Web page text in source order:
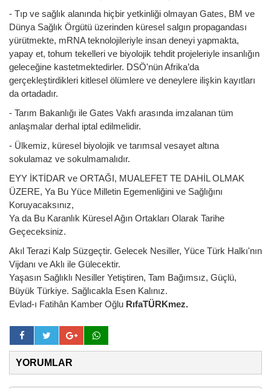
- Tıp ve sağlık alanında hiçbir yetkinliği olmayan Gates, BM ve
Dünya Sağlık Örgütü üzerinden küresel salgın propagandası
yürütmekte, mRNA teknolojileriyle insan deneyi yapmakta,
yapay et, tohum tekelleri ve biyolojik tehdit projeleriyle insanlığın
geleceğine kastetmektedirler. DSÖ'nün Afrika’da
gerçekleştirdikleri kitlesel ölümlere ve deneylere ilişkin kayıtları
da ortadadır.
- Tarım Bakanlığı ile Gates Vakfı arasında imzalanan tüm
anlaşmalar derhal iptal edilmelidir.
- Ülkemiz, küresel biyolojik ve tarımsal vesayet altına
sokulamaz ve sokulmamalıdır.
EYY İKTİDAR ve ORTAĞI, MUALEFET TE DAHİL OLMAK
ÜZERE, Ya Bu Yüce Milletin Egemenliğini ve Sağlığını
Koruyacaksınız,
Ya da Bu Karanlık Küresel Ağın Ortakları Olarak Tarihe
Geçeceksiniz.
Akıl Terazi Kalp Süzgeçtir. Gelecek Nesiller, Yüce Türk Halkı'nın
Vijdanı ve Aklı ile Gülecektir.
Yaşasın Sağlıklı Nesiller Yetiştiren, Tam Bağımsız, Güçlü,
Büyük Türkiye. Sağlıcakla Esen Kalınız.
Evlad-ı Fatihân Kamber Oğlu RıfaTÜRKmez.
YORUMLAR